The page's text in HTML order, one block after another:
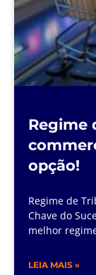
Regime
opção!
Regime de
Chave do
melhor
LEIA MAIS »